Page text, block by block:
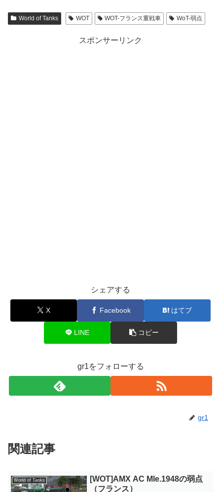
World of Tanks WOT WOT-フランス重戦車 WoT-弱点
スポンサーリンク
シェアする
X Facebook はてブ
LINE コピー
gr1をフォローする
gr1
関連記事
World of Tanks
[WOT]AMX AC Mle.1948の弱点
（フランス）